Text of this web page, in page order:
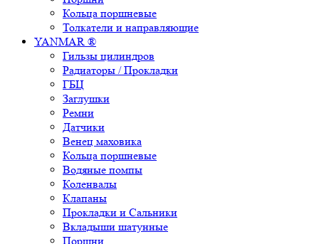
Кольца поршневые
Толкатели и направляющие
YANMAR ®
Гильзы цилиндров
Радиаторы / Прокладки
ГБЦ
Заглушки
Ремни
Датчики
Венец маховика
Кольца поршневые
Водяные помпы
Коленвалы
Клапаны
Прокладки и Сальники
Вкладыши шатунные
Поршни